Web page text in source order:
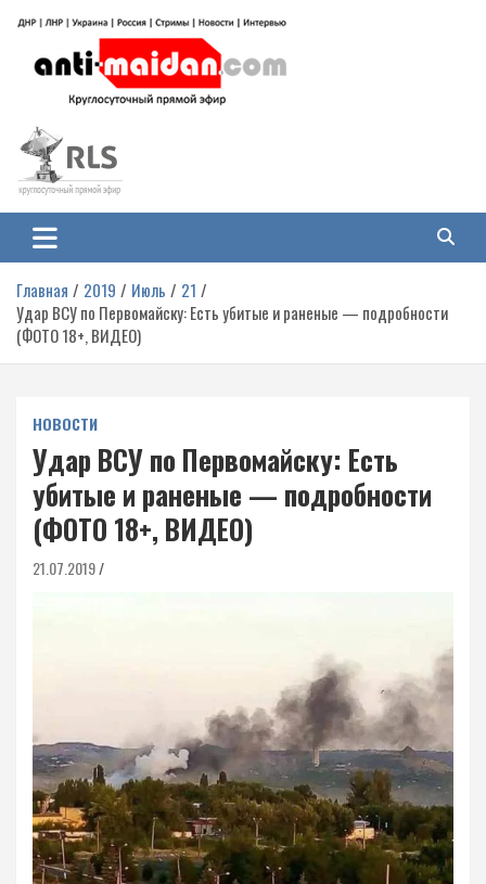
содержимому
Антимайдан: Гражданская война
на Украине
гражданской войне на Украине, включая события в Новороссии, ДНР,
ЛНР и других регионах.
Главная 2019 Июль
21
Удар ВСУ по Первомайску: Есть убитые и раненые — подробности
(ФОТО 18+, ВИДЕО)
НОВОСТИ
Удар ВСУ по Первомайску: Есть
убитые и раненые — подробности
(ФОТО 18+, ВИДЕО)
21.07.2019